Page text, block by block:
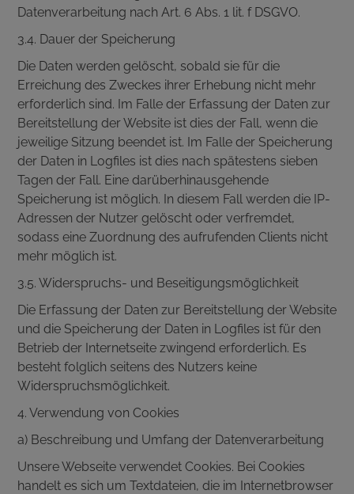
Datenverarbeitung nach Art. 6 Abs. 1 lit. f DSGVO.
3.4. Dauer der Speicherung
Die Daten werden gelöscht, sobald sie für die
Erreichung des Zweckes ihrer Erhebung nicht mehr
erforderlich sind. Im Falle der Erfassung der Daten zur
Bereitstellung der Website ist dies der Fall, wenn die
jeweilige Sitzung beendet ist. Im Falle der Speicherung
der Daten in Logfiles ist dies nach spätestens sieben
Tagen der Fall. Eine darüberhinausgehende
Speicherung ist möglich. In diesem Fall werden die IP-
Adressen der Nutzer gelöscht oder verfremdet,
sodass eine Zuordnung des aufrufenden Clients nicht
mehr möglich ist.
3.5. Widerspruchs- und Beseitigungsmöglichkeit
Die Erfassung der Daten zur Bereitstellung der Website
und die Speicherung der Daten in Logfiles ist für den
Betrieb der Internetseite zwingend erforderlich. Es
besteht folglich seitens des Nutzers keine
Widerspruchsmöglichkeit.
4. Verwendung von Cookies
a) Beschreibung und Umfang der Datenverarbeitung
Unsere Webseite verwendet Cookies. Bei Cookies
handelt es sich um Textdateien, die im Internetbrowser